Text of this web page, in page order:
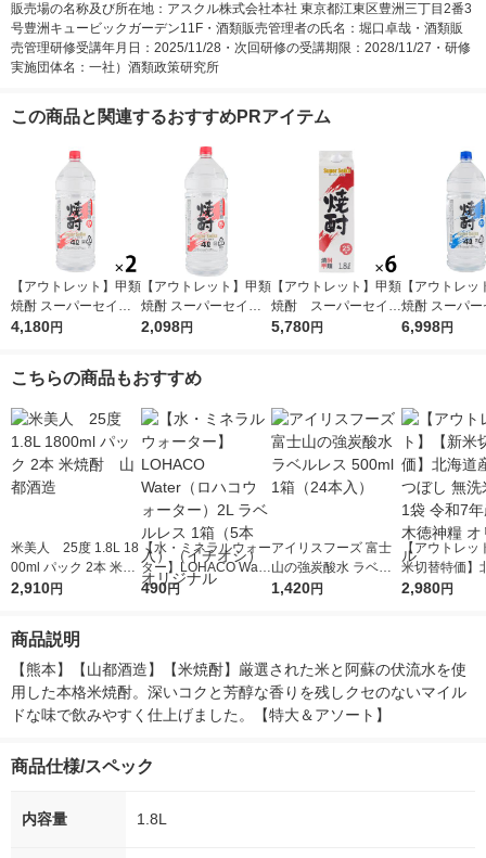
販売場の名称及び所在地：アスクル株式会社本社 東京都江東区豊洲三丁目2番3
号豊洲キュービックガーデン11F・酒類販売管理者の氏名：堀口卓哉・酒類販
売管理研修受講年月日：2025/11/28・次回研修の受講期限：2028/11/27・研修
実施団体名：一社）酒類政策研究所
この商品と関連するおすすめPRアイテム
【アウトレット】甲類
焼酎 スーパーセイカ
25度 4L 1セット（2
4,180円
【アウトレット】甲類
焼酎 スーパーセイカ
25度 4L 1本 東亜酒造
2,098円
【アウトレット】甲類
焼酎 スーパーセイカ
25度 1.8L 1800ml
5,780円
【アウトレッ
焼酎 スーパー
20度 4L 1セ
6,998円
こちらの商品もおすすめ
米美人 25度 1.8L 18
00ml パック 2本 米焼
酎 山都酒造
2,910円
【水・ミネラルウォー
ター】LOHACO Wate
r（ロハコウォータ
490円
アイリスフーズ 富士
山の強炭酸水 ラベル
レス 500ml 1箱（24
1,420円
【アウトレッ
米切替特価】
ななつぼし 無
2,980円
商品説明
【熊本】【山都酒造】【米焼酎】厳選された米と阿蘇の伏流水を使
用した本格米焼酎。深いコクと芳醇な香りを残しクセのないマイル
ドな味で飲みやすく仕上げました。【特大＆アソート】
商品仕様/スペック
内容量 1.8L